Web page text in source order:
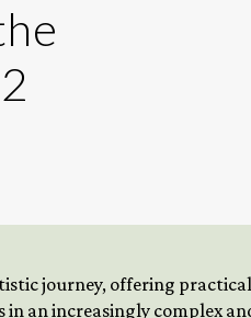
journey, offering
an increasingly complex